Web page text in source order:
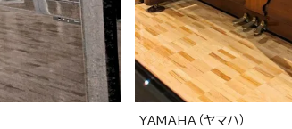
YAMAHA（ヤマハ）